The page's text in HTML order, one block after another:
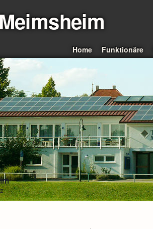
Home Funktionäre